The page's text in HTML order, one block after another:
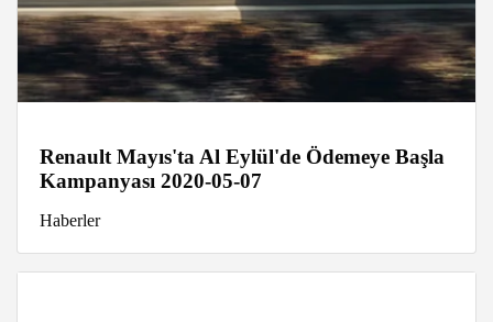
Renault Mayıs'ta Al Eylül'de Ödemeye Başla
Kampanyası 2020-05-07
Haberler